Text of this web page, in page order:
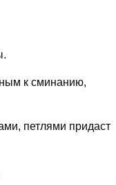
к сминанию,
петлями придаст